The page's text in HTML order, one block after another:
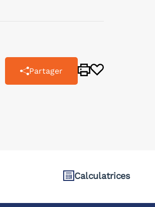
Partager
Calculatrices